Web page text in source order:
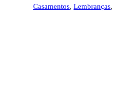
Casamentos, Lembranças,